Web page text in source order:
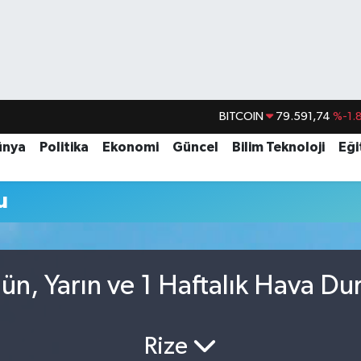
BITCOIN 79.591,74 %-
DOLAR 45,43620
Politika Ekonomi Güncel Bilim Teknoloji
Yarın ve 1 Haftalık Hava
Rize